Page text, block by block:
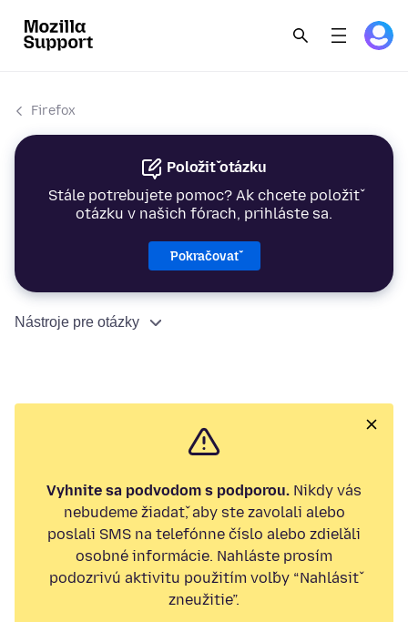
Firefox
Položiť otázku
Stále potrebujete pomoc? Ak chcete položiť
otázku v našich fórach, prihláste sa.
Pokračovať
Nástroje pre otázky
Vyhnite sa podvodom s podporou. Nikdy vás
nebudeme žiadať, aby ste zavolali alebo
poslali SMS na telefónne číslo alebo zdieľali
osobné informácie. Nahláste prosím
podozrivú aktivitu použitím voľby “Nahlásiť
zneužitie”.